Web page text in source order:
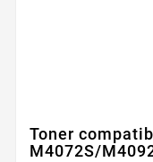
Toner
M4072S/